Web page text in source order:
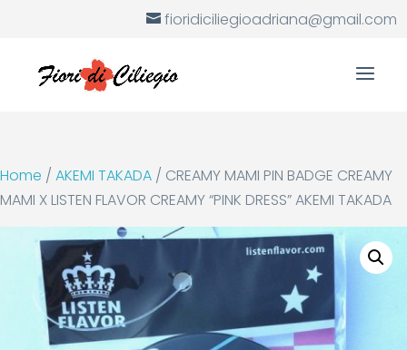
fioridiciliegioadriana@gmail.com
Home / AKEMI TAKADA / CREAMY MAMI PIN BADGE CREAMY
MAMI X LISTEN FLAVOR CREAMY “PINK DRESS” AKEMI TAKADA